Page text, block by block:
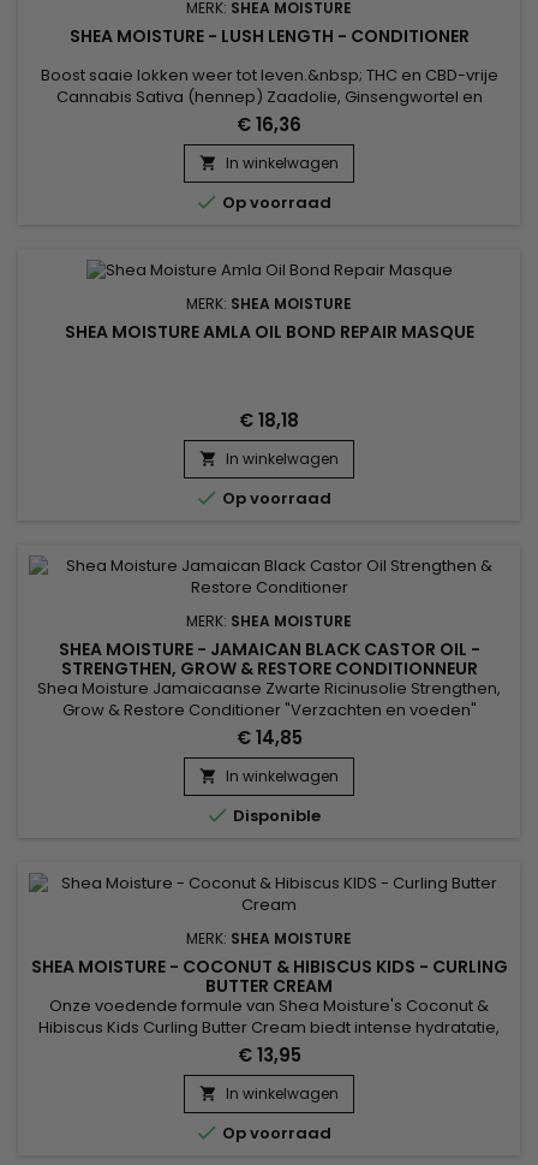
MERK: SHEA MOISTURE
SHEA MOISTURE - LUSH LENGTH - CONDITIONER
Boost saaie lokken weer tot leven.&nbsp; THC en CBD-vrije
Cannabis Sativa (hennep) Zaadolie, Ginsengwortel en
paardenstaartextract combineren in deze stimulerende
formule die strengen verzadigt met vochtrijke
voedingsstoffen en verzachtende conditioners om dikker,
gezonder ogend haar te stimuleren.&nbsp; Het is een
nieuwe high voor gezond haar !
€ 16,36
 In winkelwagen
 Op voorraad
MERK: SHEA MOISTURE
SHEA MOISTURE AMLA OIL BOND REPAIR MASQUE
€ 18,18
 In winkelwagen
 Op voorraad
MERK: SHEA MOISTURE
SHEA MOISTURE - JAMAICAN BLACK CASTOR OIL -
STRENGTHEN, GROW & RESTORE CONDITIONNEUR
Shea Moisture Jamaicaanse Zwarte Ricinusolie Strengthen,
Grow & Restore Conditioner "Verzachten en voeden"
NATUURLIJK, CHEMISCH VERWERKT OF VERWARMD GESTILEERD
HAAR Een versterkende conditioner die het vocht ontwart en
herstelt zonder het haar te verzwaren. Perfect voor degenen
die regelmatig hun haar kleuren, steil maken of permanent
maken, evenals...
€ 14,85
 In winkelwagen
 Disponible
MERK: SHEA MOISTURE
SHEA MOISTURE - COCONUT & HIBISCUS KIDS - CURLING
BUTTER CREAM
Onze voedende formule van Shea Moisture's Coconut &
Hibiscus Kids Curling Butter Cream biedt intense hydratatie,
een must voor natuurlijk krullend haar, en voegt het soort
definitie toe dat je graag ziet aan droge, gevoelige krullen.
Hibiscusbloemextracten voegen volume toe aan krullen en
geven een schitterende glans, terwijl het gladde iep-extract...
€ 13,95
 In winkelwagen
 Op voorraad